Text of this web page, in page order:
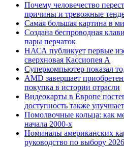
Почему человечество
причины и тревожные
Самая большая картина в
Создана беспроводная
пары перчаток
НАСА публикует первые
сверхновая Кассиопея А
Суперкомпьютер показал
AMD завершает
покупка в истории отрасли
Видеокарты в Европе
доступность также
Помолвочные кольца: как
начала 2000-х
Номиналы американских
руководство по выбору 2026